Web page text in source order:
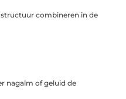
combineren in de
nagalm of geluid de